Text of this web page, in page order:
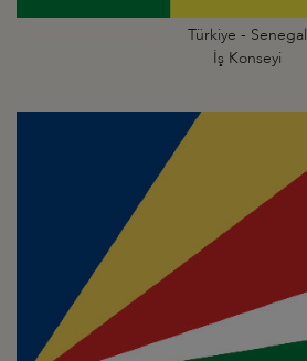
Türkiye - Senegal
İş Konseyi